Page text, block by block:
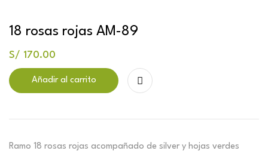
18 rosas rojas AM-89
S/ 170.00
Añadir al carrito
Ramo 18 rosas rojas acompañado de silver y hojas verdes